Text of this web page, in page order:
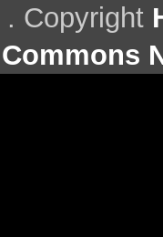
. Copyright
Commons